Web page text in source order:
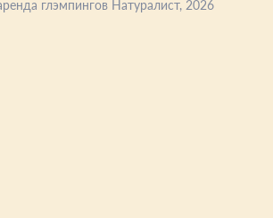
глэмпингов Натуралист, 2026